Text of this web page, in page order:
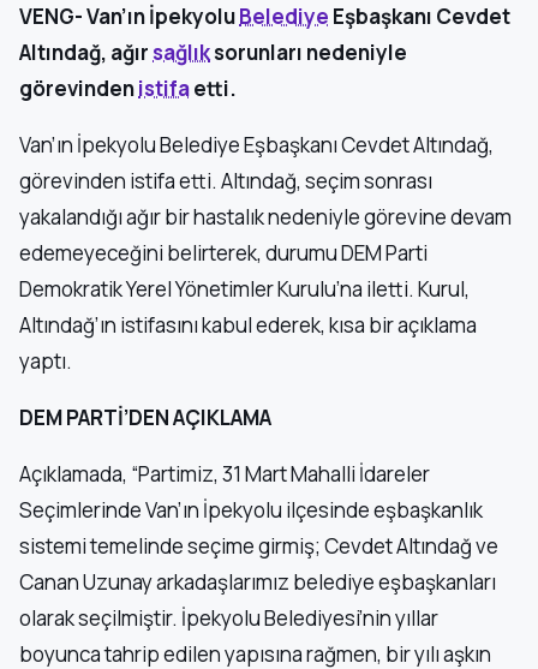
VENG- Van’ın İpekyoluBelediye Eşbaşkanı Cevdet
Altındağ, ağırsağlıksorunları nedeniyle
görevindenistifaetti.
Van’ın İpekyolu Belediye Eşbaşkanı Cevdet Altındağ,
görevinden istifa etti. Altındağ, seçim sonrası
yakalandığı ağır bir hastalık nedeniyle görevine devam
edemeyeceğini belirterek, durumu DEM Parti
Demokratik Yerel Yönetimler Kurulu’na iletti. Kurul,
Altındağ’ın istifasını kabul ederek, kısa bir açıklama
yaptı.
DEM PARTİ’DEN AÇIKLAMA
Açıklamada, “Partimiz, 31 Mart Mahalli İdareler
Seçimlerinde Van’ın İpekyolu ilçesinde eşbaşkanlık
sistemi temelinde seçime girmiş; Cevdet Altındağ ve
Canan Uzunay arkadaşlarımız belediye eşbaşkanları
olarak seçilmiştir. İpekyolu Belediyesi’nin yıllar
boyunca tahrip edilen yapısına rağmen, bir yılı aşkın